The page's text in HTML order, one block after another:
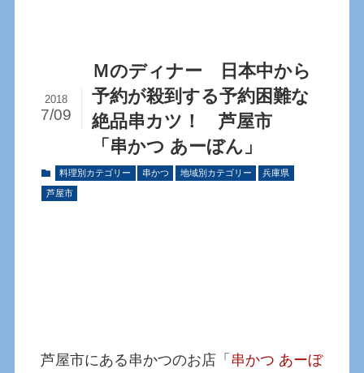
Ｍのディナー 日本中から
予約が殺到する予約困難な
絶品串カツ！ 芦屋市
「串かつ あーぼん」
2018
7/09
料理別カテゴリー 串かつ 地域別カテゴリー 兵庫県
芦屋市
芦屋市にある串かつのお店「 串かつ あーぼ